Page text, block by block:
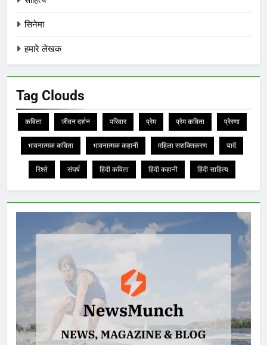
सिनेमा
हमारे लेखक
Tag Clouds
कविता जीवन दर्शन परिवार प्रेम प्रेम कविता प्रेरणा
भावनात्मक कविता भावनात्मक कहानी महिला सशक्तिकरण यादें
रिश्ते संघर्ष हिंदी कविता हिंदी कहानी हिंदी साहित्य